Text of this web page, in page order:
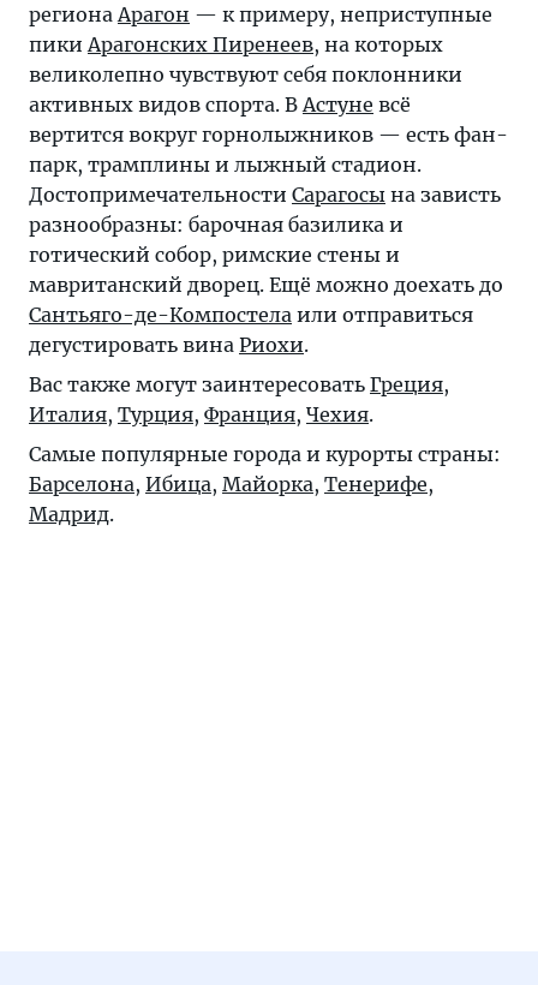
региона Арагон — к примеру, неприступные
пики Арагонских Пиренеев, на которых
великолепно чувствуют себя поклонники
активных видов спорта. В Астуне всё
вертится вокруг горнолыжников — есть фан-
парк, трамплины и лыжный стадион.
Достопримечательности Сарагосы на зависть
разнообразны: барочная базилика и
готический собор, римские стены и
мавританский дворец. Ещё можно доехать до
Сантьяго-де-Компостела или отправиться
дегустировать вина Риохи.
Вас также могут заинтересовать Греция,
Италия, Турция, Франция, Чехия.
Самые популярные города и курорты страны:
Барселона, Ибица, Майорка, Тенерифе,
Мадрид.